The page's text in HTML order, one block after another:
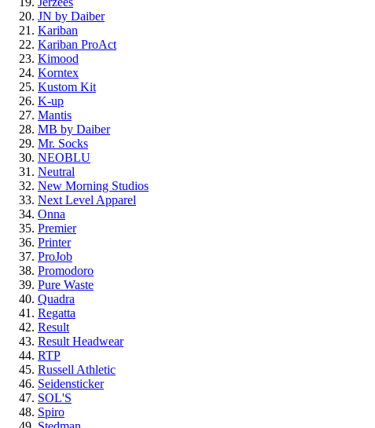
JN by Daiber
Kariban
Kariban ProAct
Kimood
Korntex
Kustom Kit
K-up
Mantis
MB by Daiber
Mr. Socks
NEOBLU
Neutral
New Morning Studios
Next Level Apparel
Onna
Premier
Printer
ProJob
Promodoro
Pure Waste
Quadra
Regatta
Result
Result Headwear
RTP
Russell Athletic
Seidensticker
SOL'S
Spiro